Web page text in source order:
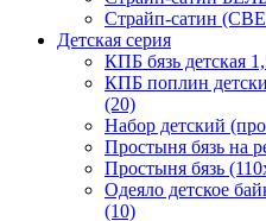
Страйп-сатин
Детская серия
КПБ бязь детская
КПБ поплин
(20)
Набор детский
Простыня бязь на
Простыня бязь
Одеяло детское
(10)